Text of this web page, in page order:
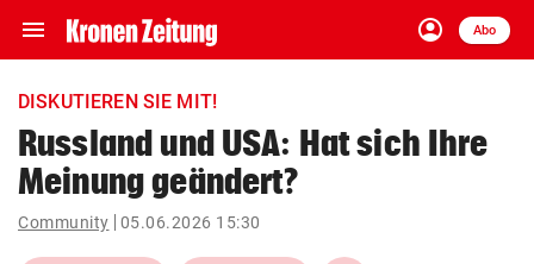
menu Navigation
ein-/ausklappen
account_circle
Anmelden
Abo
close Schließen
account_circle Anmelden
pin_drop
Wien arrow_right
DISKUTIEREN SIE MIT!
Russland und USA: Hat sich Ihre
Meinung geändert?
Community 05.06.2026 15:30